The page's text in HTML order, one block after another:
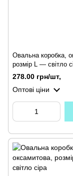
Овальна коробка,
розмір L — світло
278.00 грн/шт,
Оптові ціни